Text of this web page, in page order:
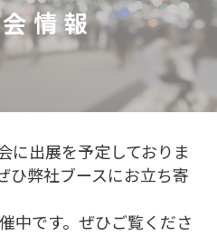
情報
に出展を予定しておりま
ひ弊社ブースにお立ち寄
中です。ぜひご覧くださ